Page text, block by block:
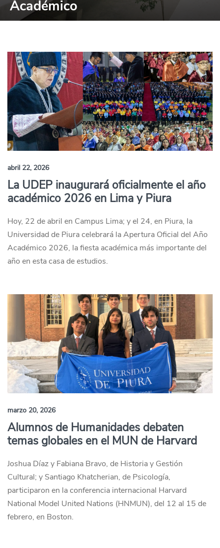
Académico
abril 22, 2026
La UDEP inaugurará oficialmente el año
académico 2026 en Lima y Piura
Hoy, 22 de abril en Campus Lima; y el 24, en Piura, la
Universidad de Piura celebrará la Apertura Oficial del Año
Académico 2026, la fiesta académica más importante del
año en esta casa de estudios.
marzo 20, 2026
Alumnos de Humanidades debaten
temas globales en el MUN de Harvard
Joshua Díaz y Fabiana Bravo, de Historia y Gestión
Cultural; y Santiago Khatcherian, de Psicología,
participaron en la conferencia internacional Harvard
National Model United Nations (HNMUN), del 12 al 15 de
febrero, en Boston.